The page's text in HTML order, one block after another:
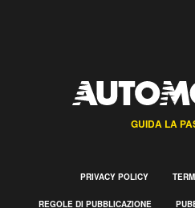
GUIDA LA
PRIVACY POLICY
REGOLE DI PUBBLICAZIONE